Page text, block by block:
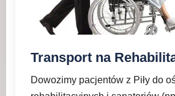
Transport na
Dowozimy pacjentów z Piły do